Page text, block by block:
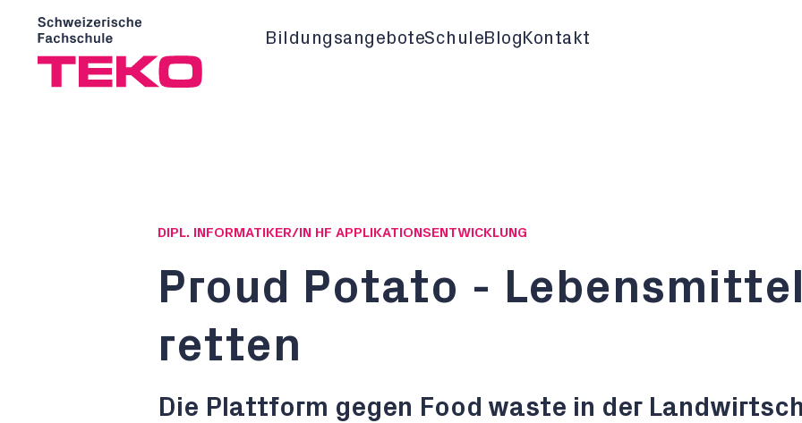
BildungsangeboteSchule Blog Kontakt
DIPL. INFORMATIKER/IN HF APPLIKATIONSENTWICKLUNG
Proud Potato - Lebensmittel
retten
Die Plattform gegen Food waste in der